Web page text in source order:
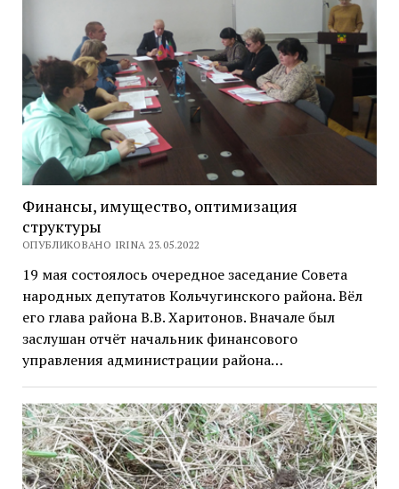
Финансы, имущество, оптимизация
структуры
ОПУБЛИКОВАНО IRINA 23.05.2022
19 мая состоялось очередное заседание Совета
народных депутатов Кольчугинского района. Вёл
его глава района В.В. Харитонов. Вначале был
заслушан отчёт начальник финансового
управления администрации района…